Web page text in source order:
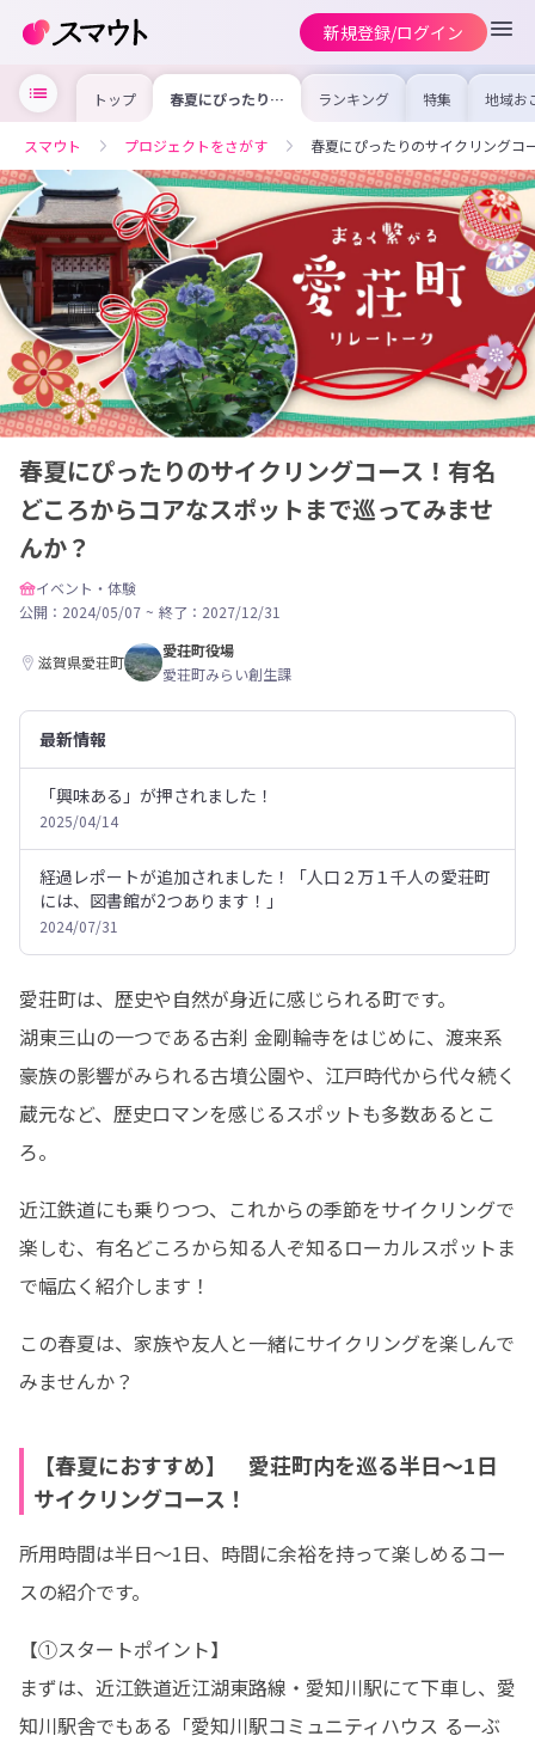
新規登録/ログイン
トップ 春夏にぴったりの
サイクリングコー
らコアなスポット
まで巡ってみませ
んか？
ランキング 特集 地域お
の求
を集め
事内容
を比較
合った
けよう
スマウト プロジェクトをさがす 春夏にぴったりのサイクリングコ
春夏にぴったりのサイクリングコース！有名
どころからコアなスポットまで巡ってみませ
んか？
イベント・体験
公開：2024/05/07 ~ 終了：2027/12/31
滋賀県愛荘町
愛荘町役場
愛荘町みらい創生課
最新情報
「興味ある」が押されました！
2025/04/14
経過レポートが追加されました！「人口２万１千人の愛荘町
には、図書館が2つあります！」
2024/07/31
愛荘町は、歴史や自然が身近に感じられる町です。
湖東三山の一つである古刹 金剛輪寺をはじめに、渡来系
豪族の影響がみられる古墳公園や、江戸時代から代々続く
蔵元など、歴史ロマンを感じるスポットも多数あるとこ
ろ。
近江鉄道にも乗りつつ、これからの季節をサイクリングで
楽しむ、有名どころから知る人ぞ知るローカルスポットま
で幅広く紹介します！
この春夏は、家族や友人と一緒にサイクリングを楽しんで
みませんか？
【春夏におすすめ】 愛荘町内を巡る半日〜1日
サイクリングコース！
所用時間は半日〜1日、時間に余裕を持って楽しめるコー
スの紹介です。
【①スタートポイント】
まずは、近江鉄道近江湖東路線・愛知川駅にて下車し、愛
知川駅舎でもある「愛知川駅コミュニティハウス るーぶ